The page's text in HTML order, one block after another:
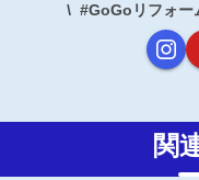
#GoGoリフォー
関